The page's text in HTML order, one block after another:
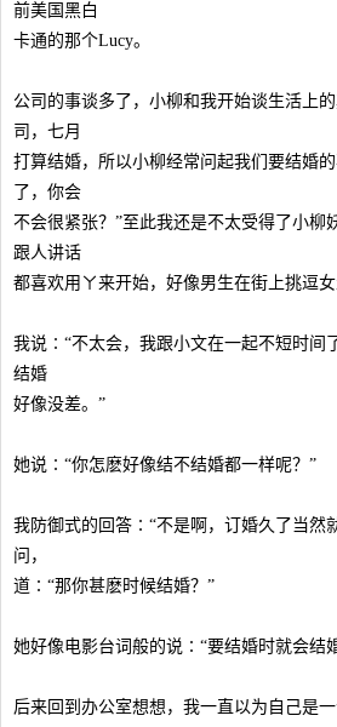
前美国黑白
卡通的那个Lucy。
公司的事谈多了，小柳和我开始谈生活上
司，七月
打算结婚，所以小柳经常问起我们要结婚
了，你会
不会很紧张？”至此我还是不太受得了小柳
跟人讲话
都喜欢用ㄚ来开始，好像男生在街上挑逗女
我说∶“不太会，我跟小文在一起不短时间
结婚
好像没差。”
她说∶“你怎麽好像结不结婚都一样呢？”
我防御式的回答∶“不是啊，订婚久了当然
问，
道∶“那你甚麽时候结婚？”
她好像电影台词般的说∶“要结婚时就会结
后来回到办公室想想，我一直以为自己是